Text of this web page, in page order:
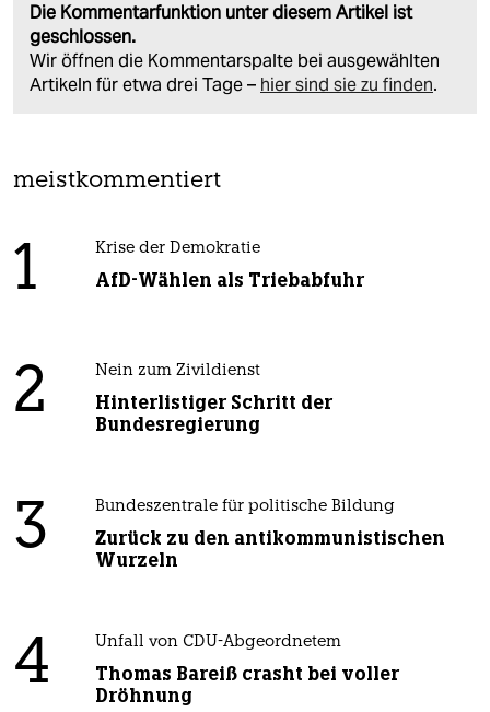
Die Kommentarfunktion unter diesem Artikel ist
geschlossen.
Wir öffnen die Kommentarspalte bei ausgewählten
Artikeln für etwa drei Tage – hier sind sie zu finden.
meistkommentiert
1 Krise der Demokratie
AfD-Wählen als Triebabfuhr
2 Nein zum Zivildienst
Hinterlistiger Schritt der
Bundesregierung
3 Bundeszentrale für politische Bildung
Zurück zu den antikommunistischen
Wurzeln
4 Unfall von CDU-Abgeordnetem
Thomas Bareiß crasht bei voller
Dröhnung